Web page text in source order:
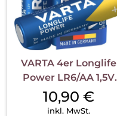
VARTA 4er Longlife
Power LR6/AA 1,5V
Blister Blau
10,90 €
inkl. MwSt.